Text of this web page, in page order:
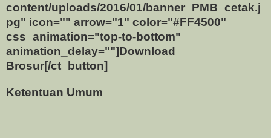
content/uploads/2016/01/banner_PMB_cetak.j
pg" icon="" arrow="1" color="#FF4500"
css_animation="top-to-bottom"
animation_delay=""]Download
Brosur[/ct_button]
Ketentuan Umum